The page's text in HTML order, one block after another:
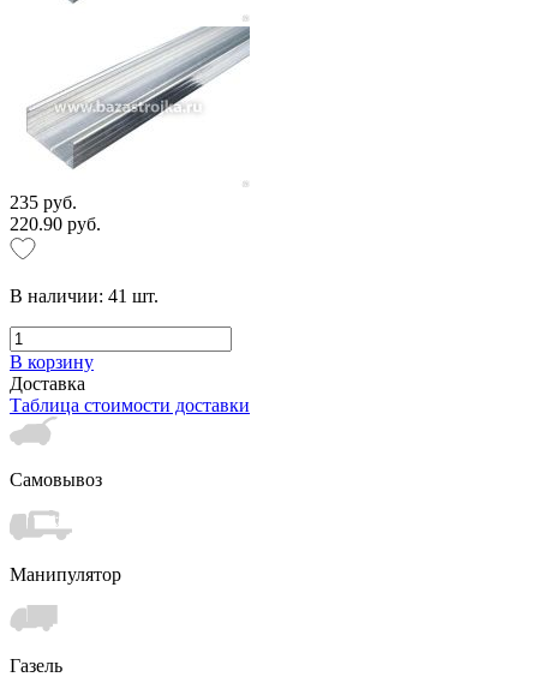
235 руб.
220.90 руб.
В наличии: 41 шт.
В корзину
Доставка
Таблица стоимости доставки
Самовывоз
Манипулятор
Газель